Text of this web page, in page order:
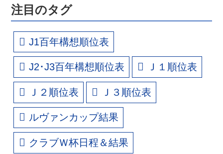
注目のタグ
J1百年構想順位表
J2･J3百年構想順位表 Ｊ１順位表
Ｊ２順位表 Ｊ３順位表
ルヴァンカップ結果
クラブＷ杯日程＆結果